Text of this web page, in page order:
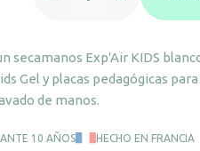
secamanos Exp'Air KIDS
Gel y placas pedagógicas
de manos.
10 AÑOS HECHO EN FRANCIA